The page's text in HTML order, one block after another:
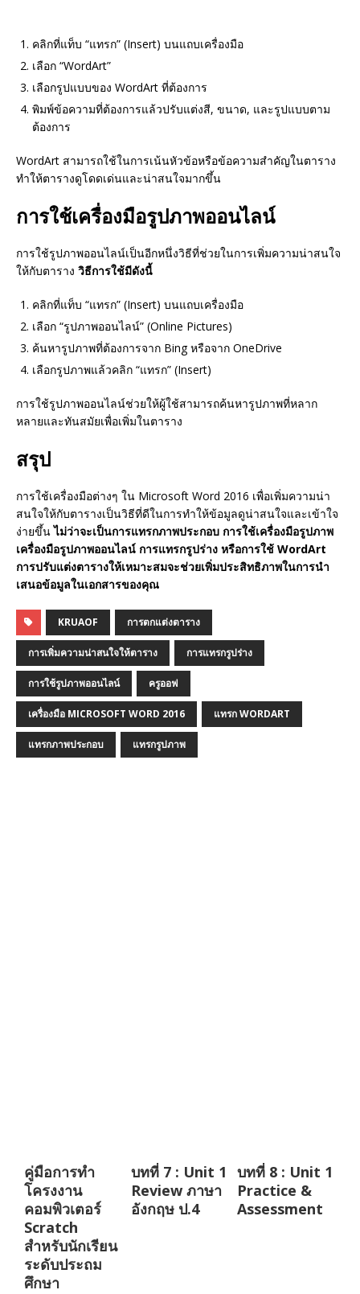
คลิกที่แท็บ “แทรก” (Insert) บนแถบเครื่องมือ
เลือก “WordArt”
เลือกรูปแบบของ WordArt ที่ต้องการ
พิมพ์ข้อความที่ต้องการแล้วปรับแต่งสี, ขนาด, และรูปแบบตาม
ต้องการ
WordArt สามารถใช้ในการเน้นหัวข้อหรือข้อความสำคัญในตาราง
ทำให้ตารางดูโดดเด่นและน่าสนใจมากขึ้น
การใช้เครื่องมือรูปภาพออนไลน์
การใช้รูปภาพออนไลน์เป็นอีกหนึ่งวิธีที่ช่วยในการเพิ่มความน่าสนใจ
ให้กับตาราง วิธีการใช้มีดังนี้
คลิกที่แท็บ “แทรก” (Insert) บนแถบเครื่องมือ
เลือก “รูปภาพออนไลน์” (Online Pictures)
ค้นหารูปภาพที่ต้องการจาก Bing หรือจาก OneDrive
เลือกรูปภาพแล้วคลิก “แทรก” (Insert)
การใช้รูปภาพออนไลน์ช่วยให้ผู้ใช้สามารถค้นหารูปภาพที่หลาก
หลายและทันสมัยเพื่อเพิ่มในตาราง
สรุป
การใช้เครื่องมือต่างๆ ใน Microsoft Word 2016 เพื่อเพิ่มความน่า
สนใจให้กับตารางเป็นวิธีที่ดีในการทำให้ข้อมูลดูน่าสนใจและเข้าใจ
ง่ายขึ้นไม่ว่าจะเป็นการแทรกภาพประกอบ การใช้เครื่องมือรูปภาพ
เครื่องมือรูปภาพออนไลน์ การแทรกรูปร่าง หรือการใช้ WordArt
การปรับแต่งตารางให้เหมาะสมจะช่วยเพิ่มประสิทธิภาพในการนำ
เสนอข้อมูลในเอกสารของคุณ
KRUAOF การตกแต่งตาราง
การเพิ่มความน่าสนใจให้ตาราง การแทรกรูปร่าง
การใช้รูปภาพออนไลน์ ครูออฟ
เครื่องมือ MICROSOFT WORD 2016 แทรก WORDART
แทรกภาพประกอบ แทรกรูปภาพ
คู่มือการทำ
โครงงาน
คอมพิวเตอร์
Scratch
สำหรับนักเรียน
ระดับประถม
ศึกษา
บทที่ 7 : Unit 1
Review ภาษา
อังกฤษ ป.4
บทที่ 8 : Unit 1
Practice &
Assessment